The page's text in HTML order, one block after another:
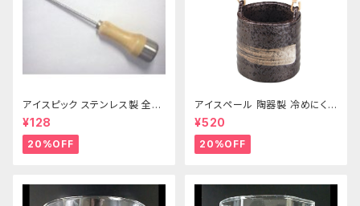
アイスピック ステンレス製 全長
215ｍｍ
¥128
20%OFF
アイスペール 陶器製 冷めにくい
二重構造 860ml
¥520
20%OFF